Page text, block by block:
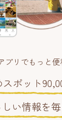
プリでもっと便
スポット
い情報を